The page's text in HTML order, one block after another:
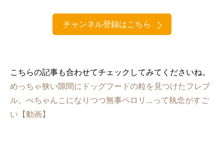
チャンネル登録はこちら
こちらの記事も合わせてチェックしてみてくださいね。
めっちゃ狭い隙間にドッグフードの粒を見つけたフレブ
ル。ぺちゃんこになりつつ無事ペロリ…って執念がすご
い【動画】